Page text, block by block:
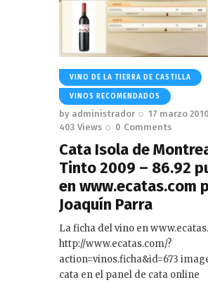
VINO DE LA TIERRA DE CASTILLA
VINOS RECOMENDADOS
by administrador
17 marzo 2010
403 Views 0 Comments
Cata Isola de
Tinto 2009 – 86.92
en www.ecatas.com
Joaquín Parra
La ficha del vino en
http://www.ecatas.com/?
action=vinos.ficha&id=673
cata en el panel de cata online